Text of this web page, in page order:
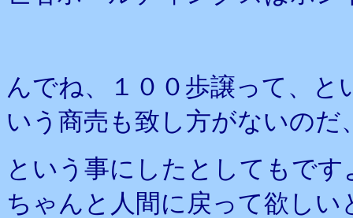
んでね、１００歩譲って、
いう商売も致し方がないのだ
という事にしたとしてもで
ちゃんと人間に戻って欲しい